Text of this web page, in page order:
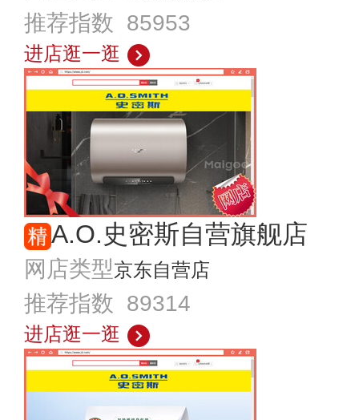
推荐指数 85953
进店逛一逛
A.O.史密斯自营旗舰店
网店类型京东自营店
推荐指数 89314
进店逛一逛